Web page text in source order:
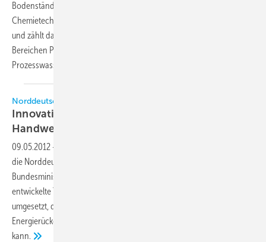
Bodenständigkeit, Fleiß und Erfindungsgeist. Dr. Hartmann
Chemietechnik geht diesen Erfolgsweg konsequent seit 80 Jahren
und zählt damit zu Deutschlands erfahrensten Spezialisten in den
Bereichen Prozesswasserbehandlung und
Prozesswasseroptimierung.
Norddeutsche Kälte-Fachschule
Innovation auf der Internationalen
Handwerksmesse in
09.05.2012 -
die Norddeutsche Kälte-Fachschule auf dem Gemeinschaftsstand des
Bundesministeriums für Wirtschaft und Technologie die von ihnen
entwickelte Thermovoltaikanlage. Mit dieser Anlage wurde die Idee
umgesetzt, dass der Begriff Wärmerückgewinnung durch
Energierückgewinnung ersetzt werden bzw. daneben existieren
kann.